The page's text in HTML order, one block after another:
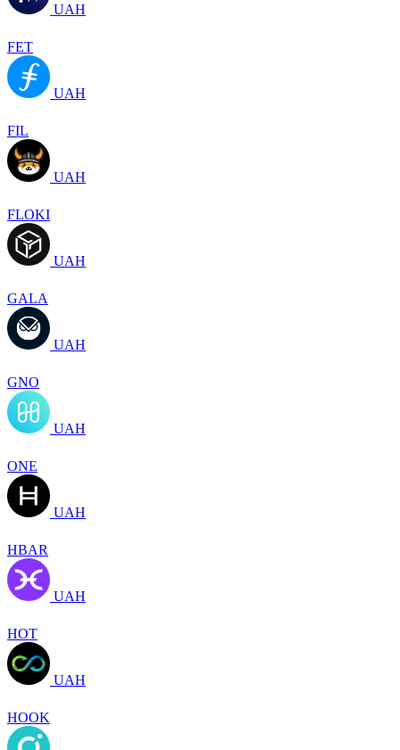
UAH
FET
UAH
FIL
UAH
FLOKI
UAH
GALA
UAH
GNO
UAH
ONE
UAH
HBAR
UAH
HOT
UAH
HOOK